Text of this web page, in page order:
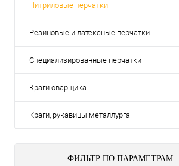
Нитриловые перчатки
Резиновые и латексные перчатки
Специализированные перчатки
Краги сварщика
Краги, рукавицы металлурга
ФИЛЬТР ПО ПАРАМЕТРАМ